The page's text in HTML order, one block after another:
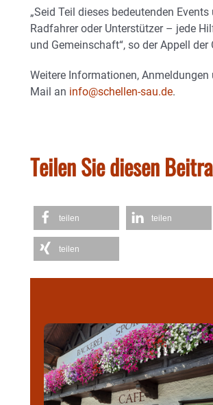
„Seid Teil dieses bedeutenden
Radfahrer oder Unterstützer – jede
und Gemeinschaft“, so der Appell der
Weitere Informationen,
Mail an info@schellen-sau.de.
Teilen Sie diesen
teilen teilen
teilen